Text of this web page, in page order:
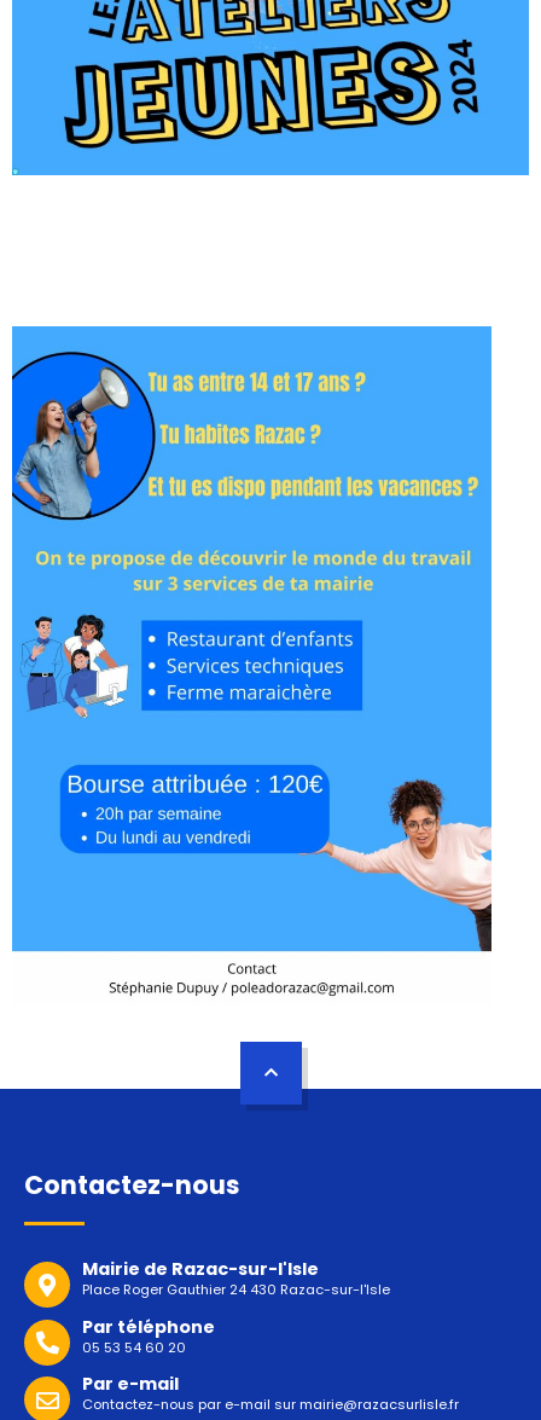
Contactez-nous
Mairie de Razac-sur-l'Isle
Place Roger Gauthier 24 430 Razac-sur-l'Isle
Par téléphone
05 53 54 60 20
Par e-mail
Contactez-nous par e-mail surmairie@razacsurlisle.fr